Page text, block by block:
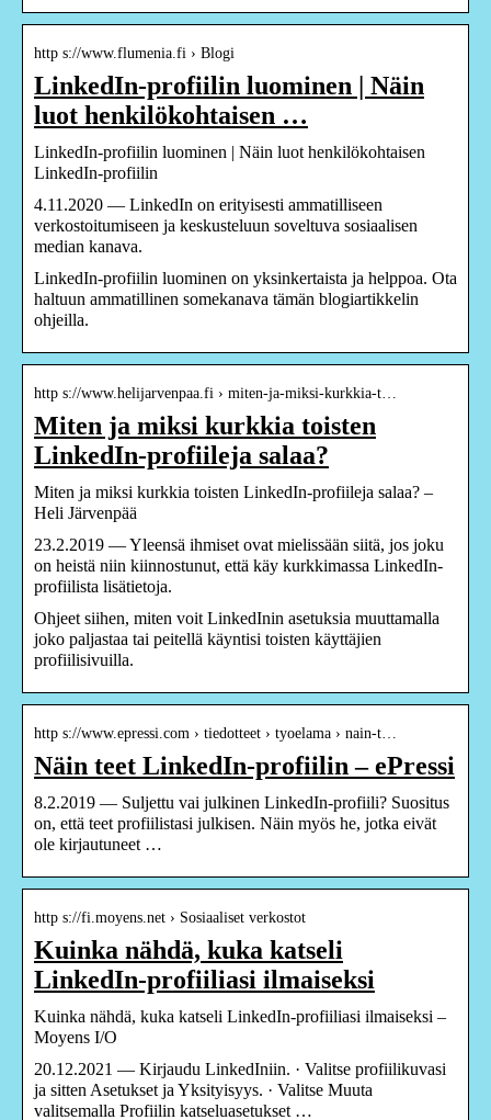
http s://www.flumenia.fi › Blogi
LinkedIn-profiilin luominen | Näin
luot henkilökohtaisen …
LinkedIn-profiilin luominen | Näin luot henkilökohtaisen
LinkedIn-profiilin
4.11.2020 — LinkedIn on erityisesti ammatilliseen
verkostoitumiseen ja keskusteluun soveltuva sosiaalisen
median kanava.
LinkedIn-profiilin luominen on yksinkertaista ja helppoa. Ota
haltuun ammatillinen somekanava tämän blogiartikkelin
ohjeilla.
http s://www.helijarvenpaa.fi › miten-ja-miksi-kurkkia-t…
Miten ja miksi kurkkia toisten
LinkedIn-profiileja salaa?
Miten ja miksi kurkkia toisten LinkedIn-profiileja salaa? –
Heli Järvenpää
23.2.2019 — Yleensä ihmiset ovat mielissään siitä, jos joku
on heistä niin kiinnostunut, että käy kurkkimassa LinkedIn-
profiilista lisätietoja.
Ohjeet siihen, miten voit LinkedInin asetuksia muuttamalla
joko paljastaa tai peitellä käyntisi toisten käyttäjien
profiilisivuilla.
http s://www.epressi.com › tiedotteet › tyoelama › nain-t…
Näin teet LinkedIn-profiilin – ePressi
8.2.2019 — Suljettu vai julkinen LinkedIn-profiili? Suositus
on, että teet profiilistasi julkisen. Näin myös he, jotka eivät
ole kirjautuneet …
http s://fi.moyens.net › Sosiaaliset verkostot
Kuinka nähdä, kuka katseli
LinkedIn-profiiliasi ilmaiseksi
Kuinka nähdä, kuka katseli LinkedIn-profiiliasi ilmaiseksi –
Moyens I/O
20.12.2021 — Kirjaudu LinkedIniin. · Valitse profiilikuvasi
ja sitten Asetukset ja Yksityisyys. · Valitse Muuta
valitsemalla Profiilin katseluasetukset …